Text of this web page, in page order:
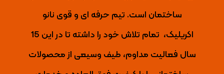
ساختمان است. تیم حرفه ای و قوی نانو
اکریلیک، تمام تلاش خود را داشته تا
در این 15
سال فعالیت مداوم، طیف وسیعی از محصولات